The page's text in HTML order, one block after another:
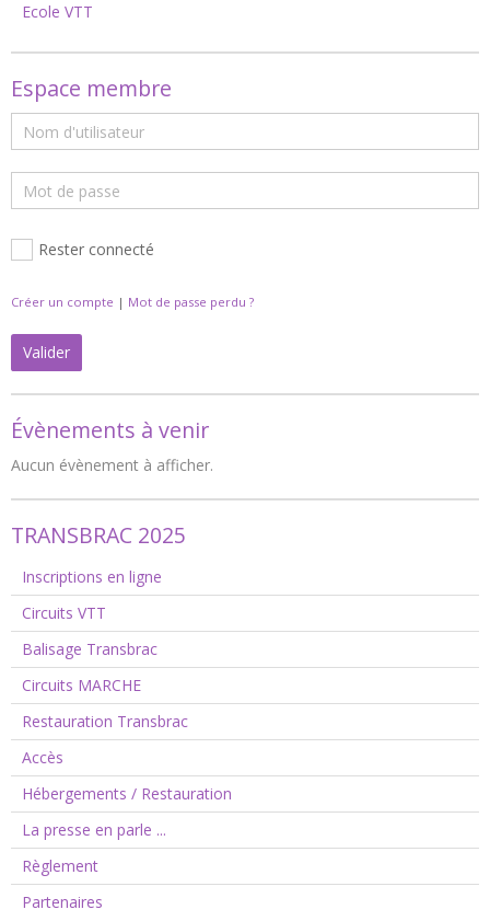
Ecole VTT
Espace membre
Rester connecté
Créer un compte | Mot de passe perdu ?
Valider
Évènements à venir
Aucun évènement à afficher.
TRANSBRAC 2025
Inscriptions en ligne
Circuits VTT
Balisage Transbrac
Circuits MARCHE
Restauration Transbrac
Accès
Hébergements / Restauration
La presse en parle ...
Règlement
Partenaires